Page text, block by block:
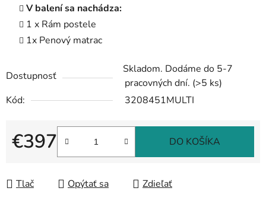
V balení sa nachádza:
1 x Rám postele
1x Penový matrac
Dostupnosť
Skladom. Dodáme do 5-7
pracovných dní. (>5 ks)
Kód:
3208451MULTI
€397
Jednotková cena:
DO KOŠÍKA
Tlač Opýtať sa Zdieľať